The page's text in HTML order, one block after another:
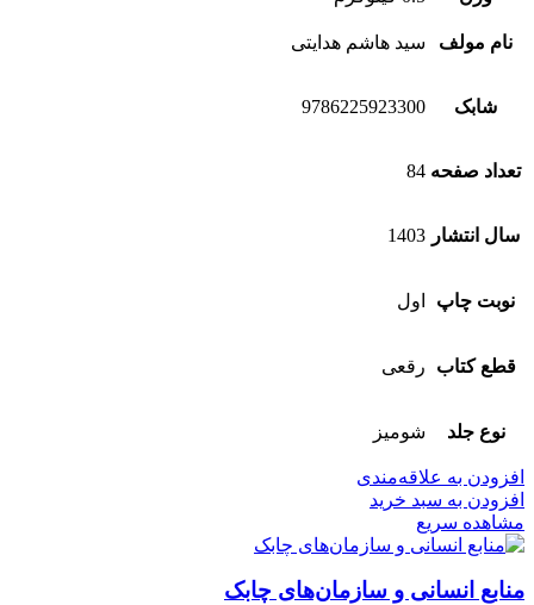
نام مولف سید هاشم هدایتی
شابک 9786225923300
تعداد صفحه 84
سال انتشار 1403
نوبت چاپ اول
قطع کتاب رقعی
نوع جلد شومیز
افزودن به علاقه‌مندی
افزودن به سبد خرید
مشاهده سریع
منابع انسانی و سازمان‌های چابک